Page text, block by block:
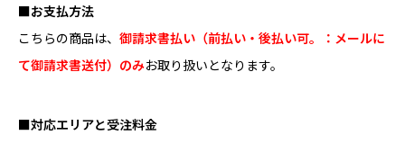
E
B
商
■お支払方法
こちらの商品は、 御請求書払い（前払い・後払い可。：メールに
て御請求書送付）のみお取り扱いとなります。
■対応エリアと受注料金